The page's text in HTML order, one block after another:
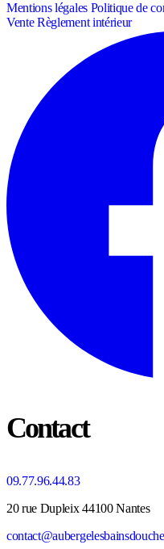
Mentions légales Politique de
VenteRèglement intérieur
Contact
09.77.96.44.83
20 rue Dupleix 44100 Nantes